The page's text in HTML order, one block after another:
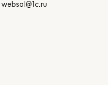
websol@1c.ru